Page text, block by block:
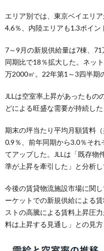
エリア別では、東京ベイエリ
4.6％、内陸エリアも1.3ポイン
7～9月の新規供給量は7棟、
同期比で18％拡大した。ネッ
万2000㎡。22年第1～3四半期
JLLは空室率上昇があったもの
どによる旺盛な需要が持続し
期末の坪当たり平均月額賃料
0.9％、前年同期から3.0％そ
てアップした。JLLは「既存物
準が上昇を牽引した」と分析し
今後の賃貸物流施設市場に関
ーケットでの新規供給による
ストの高騰による賃料上昇圧
料は上昇する見通し」との見方